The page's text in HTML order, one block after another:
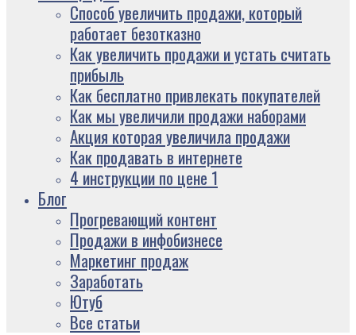
Способ увеличить продажи, который
работает безотказно
Как увеличить продажи и устать считать
прибыль
Как бесплатно привлекать покупателей
Как мы увеличили продажи наборами
Акция которая увеличила продажи
Как продавать в интернете
4 инструкции по цене 1
Блог
Прогревающий контент
Продажи в инфобизнесе
Маркетинг продаж
Заработать
Ютуб
Все статьи